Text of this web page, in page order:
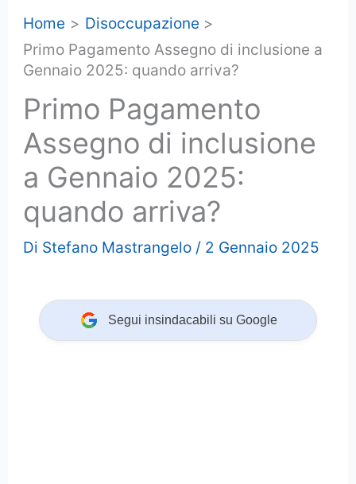
Home
Disoccupazione
Primo Pagamento Assegno di inclusione a
Gennaio 2025: quando arriva?
Primo Pagamento
Assegno di inclusione
a Gennaio 2025:
quando arriva?
Di Stefano Mastrangelo / 2 Gennaio 2025
Segui insindacabili su Google